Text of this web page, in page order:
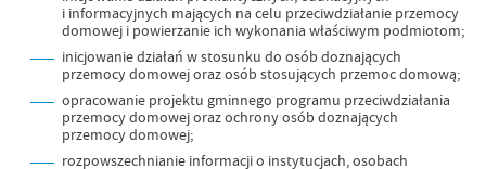
i informacyjnych mających na celu przeciwdziałanie przemocy
domowej i powierzanie ich wykonania właściwym podmiotom;
inicjowanie działań w stosunku do osób doznających
przemocy domowej oraz osób stosujących przemoc domową;
opracowanie projektu gminnego programu przeciwdziałania
przemocy domowej oraz ochrony osób doznających
przemocy domowej;
rozpowszechnianie informacji o instytucjach, osobach